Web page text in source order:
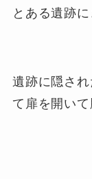
とある遺跡に
遺跡に隠さ
て扉を開いて